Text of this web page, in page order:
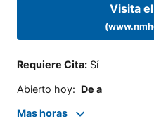
Visita
Requiere Cita: Sí
Abierto hoy: De a
Mas horas